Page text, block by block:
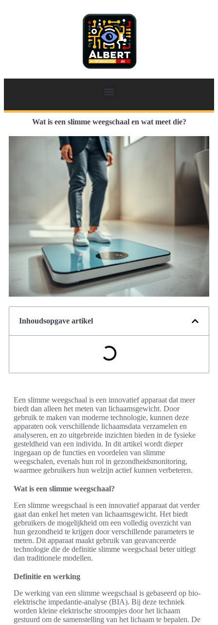
Wat is een slimme weegschaal en wat meet die?
Inhoudsopgave artikel
Een slimme weegschaal is een innovatief apparaat dat meer
biedt dan alleen het meten van lichaamsgewicht. Door
gebruik te maken van moderne technologie, kunnen deze
apparaten ook verschillende lichaamsdata verzamelen en
analyseren, en zo uitgebreide inzichten bieden in de fysieke
gesteldheid van een individu. In dit artikel wordt dieper
ingegaan op de functies en voordelen van slimme
weegschalen, evenals hun rol in gezondheidsmonitoring,
waarmee gebruikers hun welzijn actief kunnen verbeteren.
Wat is een slimme weegschaal?
Een slimme weegschaal is een innovatief apparaat dat verder
gaat dan enkel het meten van lichaamsgewicht. Het biedt
gebruikers de mogelijkheid om een volledig overzicht van
hun gezondheid te krijgen door verschillende parameters te
meten. Dit apparaat maakt gebruik van geavanceerde
technologie die de definitie slimme weegschaal beter uitlegt
dan traditionele modellen.
Definitie en werking
De werking van een slimme weegschaal is gebaseerd op bio-
elektrische impedantie-analyse (BIA). Bij deze techniek
worden kleine elektrische stroompjes door het lichaam
gestuurd om de samenstelling van het lichaam te bepalen. De